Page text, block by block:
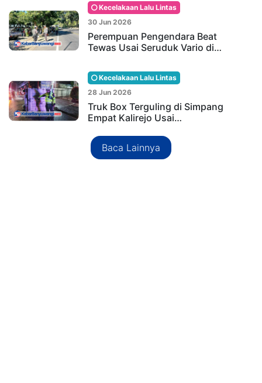
Kecelakaan Lalu Lintas
30 Jun 2026
Perempuan Pengendara Beat
Tewas Usai Seruduk Vario di…
Kecelakaan Lalu Lintas
28 Jun 2026
Truk Box Terguling di Simpang
Empat Kalirejo Usai…
Baca Lainnya